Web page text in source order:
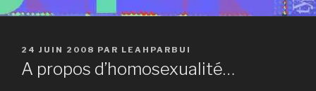
PUBLIÉ
LE
24 JUIN 2008 PAR LEAHPARBUI
A propos d’homosexualité…